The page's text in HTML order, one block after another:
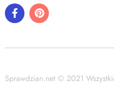
Sprawdzian.net © 2021